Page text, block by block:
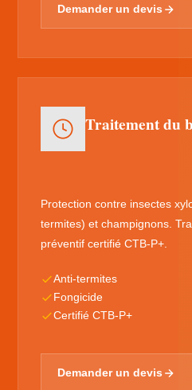
Demander un devis
Traitement du
Protection contre insectes
termites) et champignons.
préventif certifié CTB-P+.
Anti-termites
Fongicide
Certifié CTB-P+
Demander un devis